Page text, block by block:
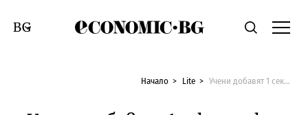
Economic.bgТърсене
Смяна на език
Начало Lite Учени добавят 1 секунда към времето